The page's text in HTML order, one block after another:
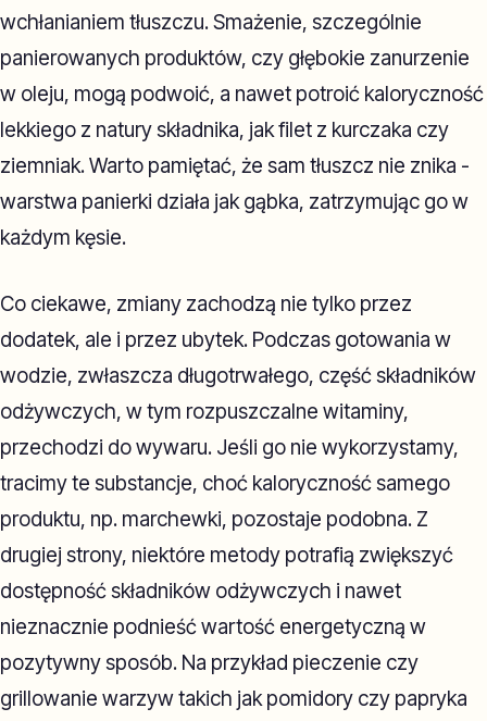
wchłanianiem tłuszczu. Smażenie, szczególnie
panierowanych produktów, czy głębokie zanurzenie
w oleju, mogą podwoić, a nawet potroić kaloryczność
lekkiego z natury składnika, jak filet z kurczaka czy
ziemniak. Warto pamiętać, że sam tłuszcz nie znika -
warstwa panierki działa jak gąbka, zatrzymując go w
każdym kęsie.
Co ciekawe, zmiany zachodzą nie tylko przez
dodatek, ale i przez ubytek. Podczas gotowania w
wodzie, zwłaszcza długotrwałego, część składników
odżywczych, w tym rozpuszczalne witaminy,
przechodzi do wywaru. Jeśli go nie wykorzystamy,
tracimy te substancje, choć kaloryczność samego
produktu, np. marchewki, pozostaje podobna. Z
drugiej strony, niektóre metody potrafią zwiększyć
dostępność składników odżywczych i nawet
nieznacznie podnieść wartość energetyczną w
pozytywny sposób. Na przykład pieczenie czy
grillowanie warzyw takich jak pomidory czy papryka